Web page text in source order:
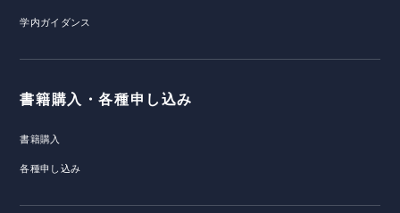
学内ガイダンス
書籍購入・各種申し込み
書籍購入
各種申し込み